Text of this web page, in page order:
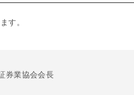
す。
券業協会会長